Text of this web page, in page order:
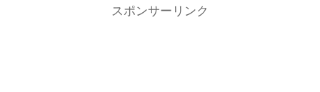
スポンサーリンク